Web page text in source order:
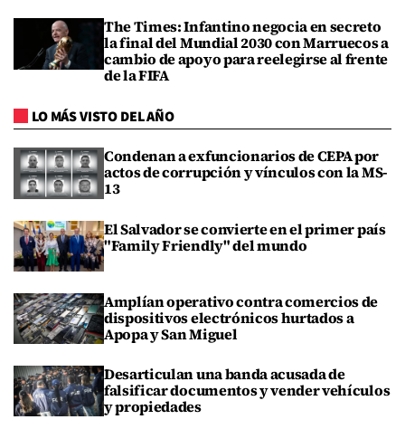
The Times: Infantino negocia en secreto
la final del Mundial 2030 con Marruecos a
cambio de apoyo para reelegirse al frente
de la FIFA
LO MÁS VISTO DEL AÑO
Condenan a exfuncionarios de CEPA por
actos de corrupción y vínculos con la MS-
13
El Salvador se convierte en el primer país
"Family Friendly" del mundo
Amplían operativo contra comercios de
dispositivos electrónicos hurtados a
Apopa y San Miguel
Desarticulan una banda acusada de
falsificar documentos y vender vehículos
y propiedades